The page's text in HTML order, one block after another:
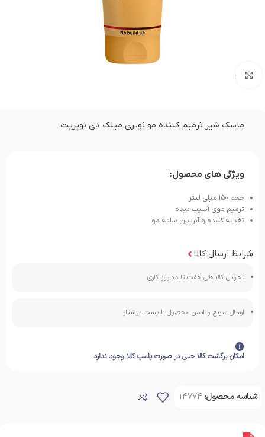
بزرگنمایی تصویر
ماسک شیر ترمیم کننده مو نوپری میلک دی نوپریت
ویژگی های محصول:
حجم 150 میلی لیتر
ترمیم موی آسیب دیده
تغذیه کننده و آبرسان ساقه مو
شرایط ارسال کالا
تحویل کالا طی هفت تا ده روز کاری
ارسال سریع و ایمن محصول با پست پیشتاز
امکان برگشت کالا حتی در صورت پلمپ کالا وجود ندارد
شناسه محصول: 14774